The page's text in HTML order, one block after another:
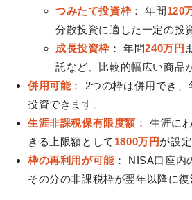
つみたて投資枠： 年間120
分散投資に適した一定の投
成長投資枠 ： 年間240万円
託など、比較的幅広い商品
併用可能： 2つの枠は併用でき、
投資できます。
生涯非課税保有限度額 ： 生涯に
きる上限額として 1800万円が設
枠の再利用が可能： NISA口座内
その分の非課税枠が翌年以降に復